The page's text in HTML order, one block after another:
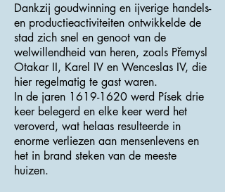
Dankzij goudwinning en ijverige handels-
en productieactiviteiten ontwikkelde de
stad zich snel en genoot van de
welwillendheid van heren, zoals Přemysl
Otakar II, Karel IV en Wenceslas IV, die
hier regelmatig te gast waren.
In de jaren 1619-1620 werd Písek drie
keer belegerd en elke keer werd het
veroverd, wat helaas resulteerde in
enorme verliezen aan mensenlevens en
het in brand steken van de meeste
huizen.